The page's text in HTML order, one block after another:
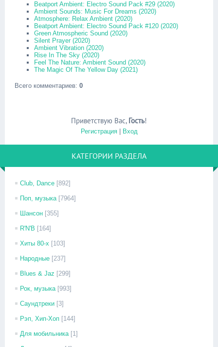
Beatport Ambient: Electro Sound Pack #29 (2020)
Ambient Sounds: Music For Dreams (2020)
Atmosphere: Relax Ambient (2020)
Beatport Ambient: Electro Sound Pack #120 (2020)
Green Atmospheric Sound (2020)
Silent Prayer (2020)
Ambient Vibration (2020)
Rise In The Sky (2020)
Feel The Nature: Ambient Sound (2020)
The Magic Of The Yellow Day (2021)
Всего комментариев: 0
Приветствую Вас, Гость!
Регистрация| Вход
КАТЕГОРИИ РАЗДЕЛА
Club, Dance [892]
Поп, музыка [7964]
Шансон [355]
R'N'B [164]
Хиты 80-х [103]
Народные [237]
Blues & Jaz [299]
Рок, музыка [993]
Саундтреки [3]
Рэп, Хип-Хоп [144]
Для мобильника [1]